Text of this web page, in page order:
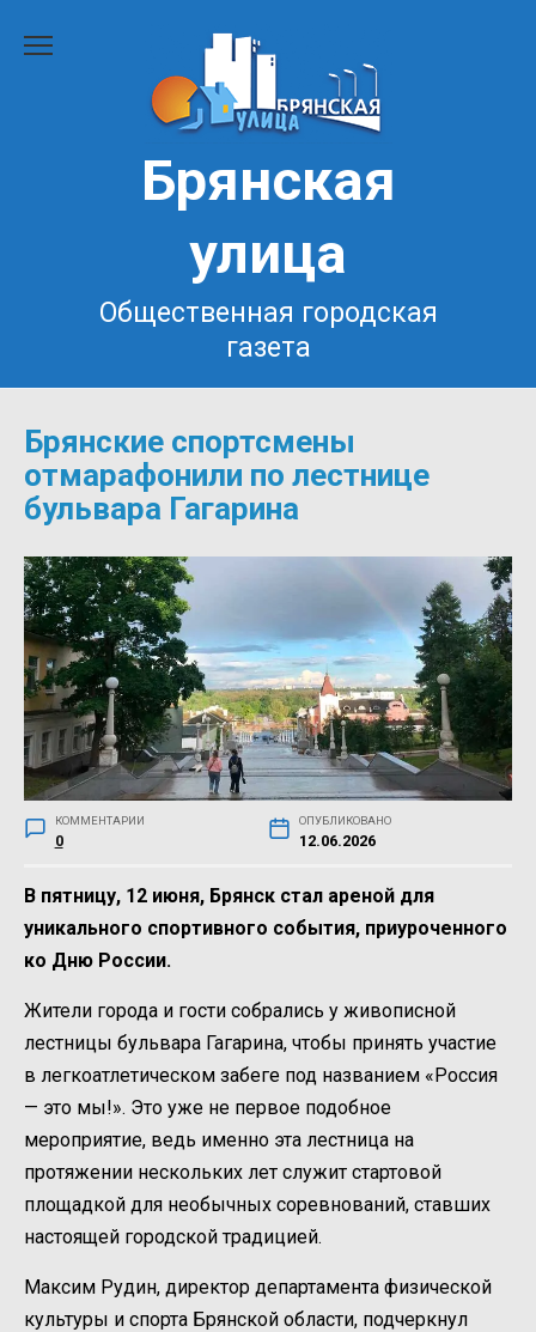
Брянская
улица
Общественная городская
газета
Брянские спортсмены
отмарафонили по лестнице
бульвара Гагарина
КОММЕНТАРИИ
0
ОПУБЛИКОВАНО
12.06.2026
В пятницу, 12 июня, Брянск стал ареной для
уникального спортивного события, приуроченного
ко Дню России.
Жители города и гости собрались у живописной
лестницы бульвара Гагарина, чтобы принять участие
в легкоатлетическом забеге под названием «Россия
— это мы!». Это уже не первое подобное
мероприятие, ведь именно эта лестница на
протяжении нескольких лет служит стартовой
площадкой для необычных соревнований, ставших
настоящей городской традицией.
Максим Рудин, директор департамента физической
культуры и спорта Брянской области, подчеркнул